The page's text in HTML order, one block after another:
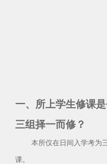
一、所上学生修课
三组择一而修？
本所仅在日间入学考为
课。